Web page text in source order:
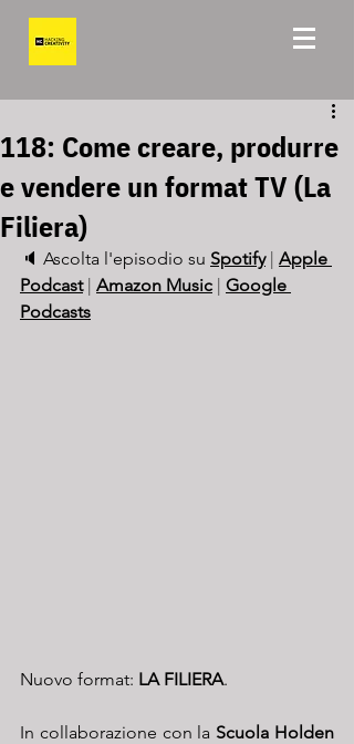
118: Come creare, produrre
e vendere un format TV (La
Filiera)
🔈 Ascolta l'episodio su Spotify | Apple
Podcast | Amazon Music | Google
Podcasts
Nuovo format: LA FILIERA.
In collaborazione con la Scuola Holden